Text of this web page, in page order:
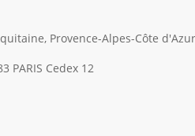
Provence-Alpes-Côte d'Azur
PARIS Cedex 12